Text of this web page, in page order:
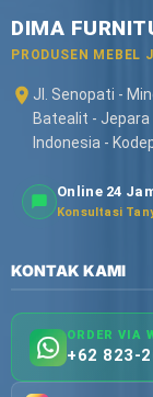
DIMA
PRODUSEN MEBEL
Jl. Senopati -
Batealit -
Indonesia -
Online 24
Konsultasi
KONTAK KAMI
ORDER VIA
+62 823-